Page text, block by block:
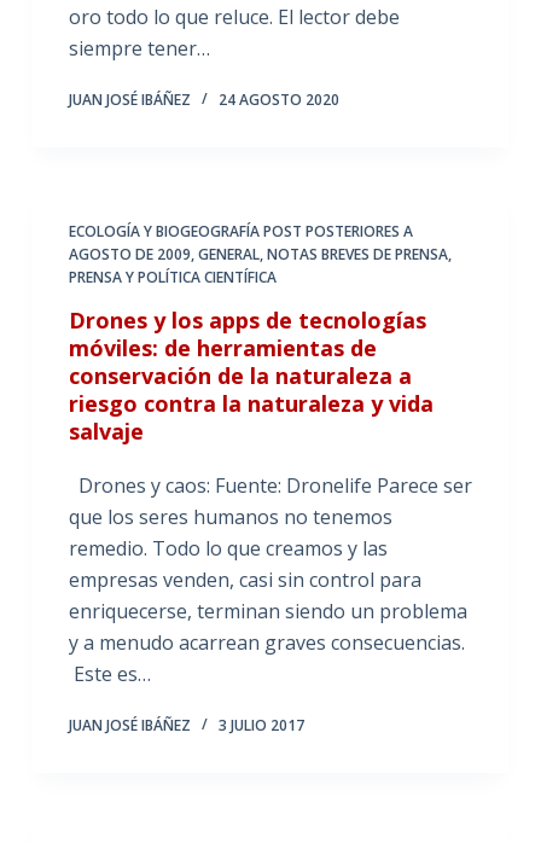
oro todo lo que reluce. El lector debe
siempre tener…
JUAN JOSÉ IBÁÑEZ 24 AGOSTO 2020
ECOLOGÍA Y BIOGEOGRAFÍA POST POSTERIORES A
AGOSTO DE 2009,GENERAL,NOTAS BREVES DE PRENSA,
PRENSA Y POLÍTICA CIENTÍFICA
Drones y los apps de tecnologías
móviles: de herramientas de
conservación de la naturaleza a
riesgo contra la naturaleza y vida
salvaje
Drones y caos: Fuente: Dronelife Parece ser
que los seres humanos no tenemos
remedio. Todo lo que creamos y las
empresas venden, casi sin control para
enriquecerse, terminan siendo un problema
y a menudo acarrean graves consecuencias.
Este es…
JUAN JOSÉ IBÁÑEZ 3 JULIO 2017